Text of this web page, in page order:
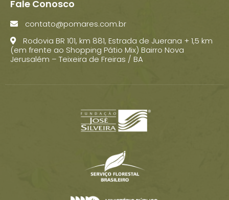
Fale Conosco
contato@pomares.com.br
Rodovia BR 101, km 881, Estrada de Juerana + 1,5 km
(em frente ao Shopping Pátio Mix) Bairro Nova
Jerusalém – Teixeira de Freiras / BA